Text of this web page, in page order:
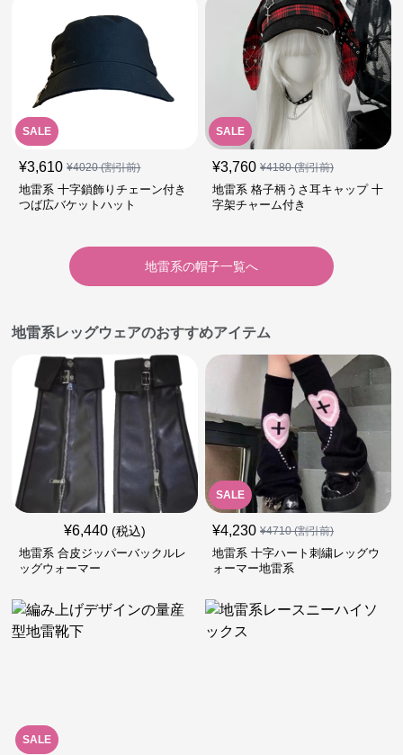
SALE
¥3,610 ¥4020(割引前)
地雷系 十字鎖飾りチェーン付き
つば広バケットハット
SALE
¥3,760 ¥4180(割引前)
地雷系 格子柄うさ耳キャップ 十
字架チャーム付き
地雷系の帽子一覧へ
地雷系レッグウェアのおすすめアイテム
¥6,440 (税込)
地雷系 合皮ジッパーバックルレ
ッグウォーマー
SALE
¥4,230 ¥4710(割引前)
地雷系 十字ハート刺繍レッグウ
ォーマー地雷系
SALE